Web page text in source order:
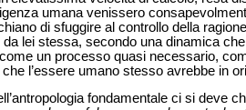
umana venissero
di sfuggire al controllo della
da lei stessa, secondo una dinamica
un processo quasi necessario,
l’essere umano stesso avrebbe in
fondamentale ci si deve